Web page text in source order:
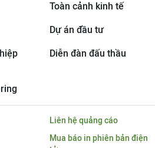
Toàn cảnh kinh tế
Dự án đầu tư
Diễn đàn đấu thầu
Liên hệ quảng cáo
Mua báo in phiên bản điện